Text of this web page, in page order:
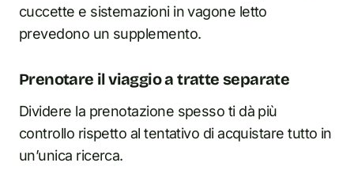
cuccette e sistemazioni in vagone letto
prevedono un supplemento.
Prenotare il viaggio a tratte separate
Dividere la prenotazione spesso ti dà più
controllo rispetto al tentativo di acquistare tutto in
un’unica ricerca.